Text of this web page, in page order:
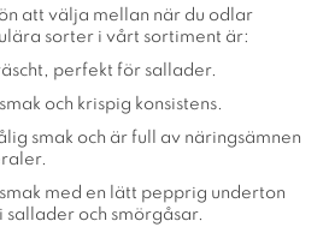
att välja mellan när du odlar
sorter i vårt sortiment är:
perfekt för sallader.
och krispig konsistens.
smak och är full av näringsämnen
med en lätt pepprig underton
och smörgåsar.